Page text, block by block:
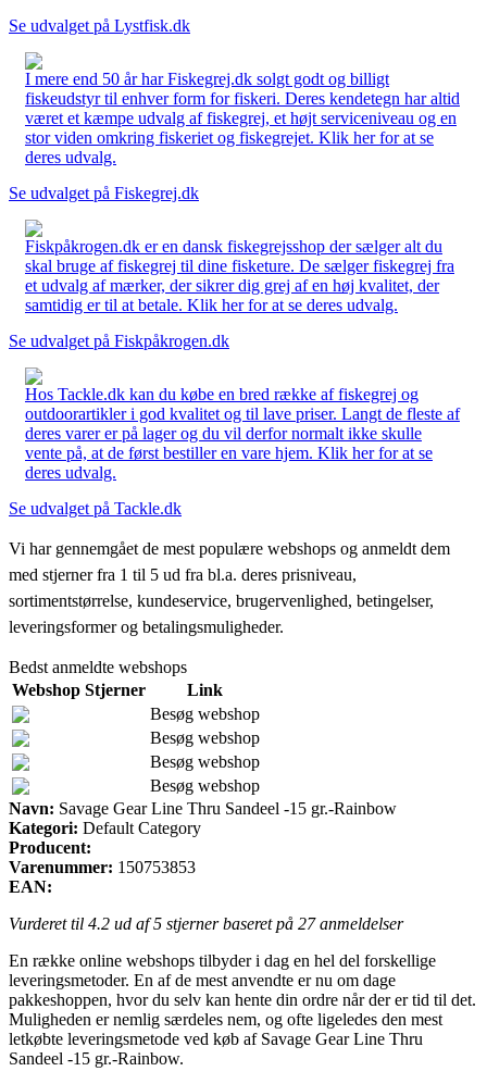
Se udvalget på Lystfisk.dk
I mere end 50 år har Fiskegrej.dk solgt godt og billigt
fiskeudstyr til enhver form for fiskeri. Deres kendetegn har altid
været et kæmpe udvalg af fiskegrej, et højt serviceniveau og en
stor viden omkring fiskeriet og fiskegrejet. Klik her for at se
deres udvalg.
Se udvalget på Fiskegrej.dk
Fiskpåkrogen.dk er en dansk fiskegrejsshop der sælger alt du
skal bruge af fiskegrej til dine fisketure. De sælger fiskegrej fra
et udvalg af mærker, der sikrer dig grej af en høj kvalitet, der
samtidig er til at betale. Klik her for at se deres udvalg.
Se udvalget på Fiskpåkrogen.dk
Hos Tackle.dk kan du købe en bred række af fiskegrej og
outdoorartikler i god kvalitet og til lave priser. Langt de fleste af
deres varer er på lager og du vil derfor normalt ikke skulle
vente på, at de først bestiller en vare hjem. Klik her for at se
deres udvalg.
Se udvalget på Tackle.dk
Vi har gennemgået de mest populære webshops og anmeldt dem
med stjerner fra 1 til 5 ud fra bl.a. deres prisniveau,
sortimentstørrelse, kundeservice, brugervenlighed, betingelser,
leveringsformer og betalingsmuligheder.
Bedst anmeldte webshops
Webshop Stjerner
Link
Besøg webshop
Besøg webshop
Besøg webshop
Besøg webshop
Navn: Savage Gear Line Thru Sandeel -15 gr.-Rainbow
Kategori: Default Category
Producent:
Varenummer: 150753853
EAN:
Vurderet til 4.2 ud af 5 stjerner baseret på 27anmeldelser
En række online webshops tilbyder i dag en hel del forskellige
leveringsmetoder. En af de mest anvendte er nu om dage
pakkeshoppen, hvor du selv kan hente din ordre når der er tid til det.
Muligheden er nemlig særdeles nem, og ofte ligeledes den mest
letkøbte leveringsmetode ved køb af Savage Gear Line Thru
Sandeel -15 gr.-Rainbow.